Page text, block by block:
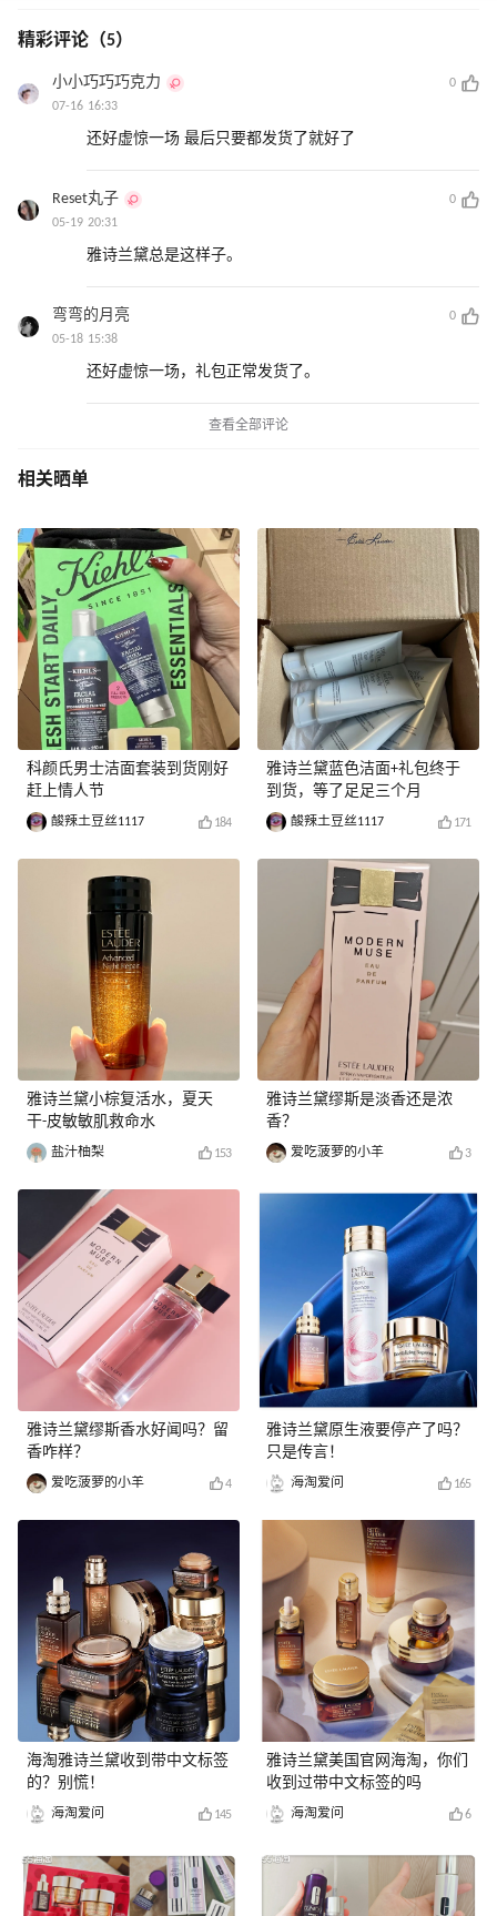
精彩评论（5）
小小巧巧巧克力
0
07-16 16:33
还好虚惊一场 最后只要都发货了就好了
Reset丸子
0
05-19 20:31
雅诗兰黛总是这样子。
弯弯的月亮
0
05-18 15:38
还好虚惊一场，礼包正常发货了。
查看全部评论
相关晒单
科颜氏男士洁面套装到货刚好
赶上情人节
酸辣土豆丝1117 184
雅诗兰黛小棕复活水，夏天
干-皮敏敏肌救命水
盐汁柚梨 153
雅诗兰黛缪斯香水好闻吗？留
香咋样？
爱吃菠萝的小羊 4
海淘雅诗兰黛收到带中文标签
的？别慌！
海淘爱问 145
雅诗兰黛蓝色洁面+礼包终于
到货，等了足足三个月
酸辣土豆丝1117 171
雅诗兰黛缪斯是淡香还是浓
香？
爱吃菠萝的小羊 3
雅诗兰黛原生液要停产了吗？
只是传言！
海淘爱问 165
雅诗兰黛美国官网海淘，你们
收到过带中文标签的吗
海淘爱问 6